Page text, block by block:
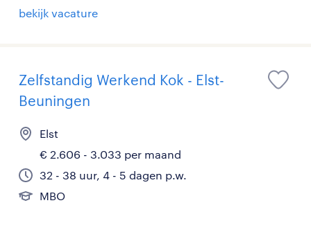
bekijk vacature
Zelfstandig Werkend Kok - Elst-
Beuningen
Elst
€ 2.606 - 3.033 per maand
32 - 38 uur, 4 - 5 dagen p.w.
MBO